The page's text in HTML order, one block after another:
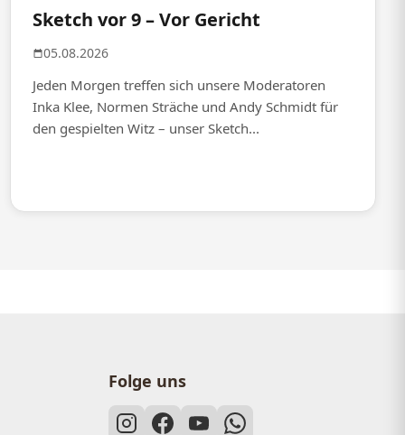
Sketch vor 9 – Vor Gericht
05.08.2026
Jeden Morgen treffen sich unsere Moderatoren
Inka Klee, Normen Sträche und Andy Schmidt für
den gespielten Witz – unser Sketch...
Folge uns